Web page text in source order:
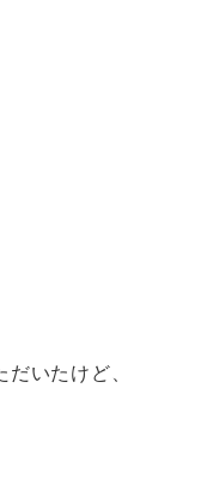
いたけど、